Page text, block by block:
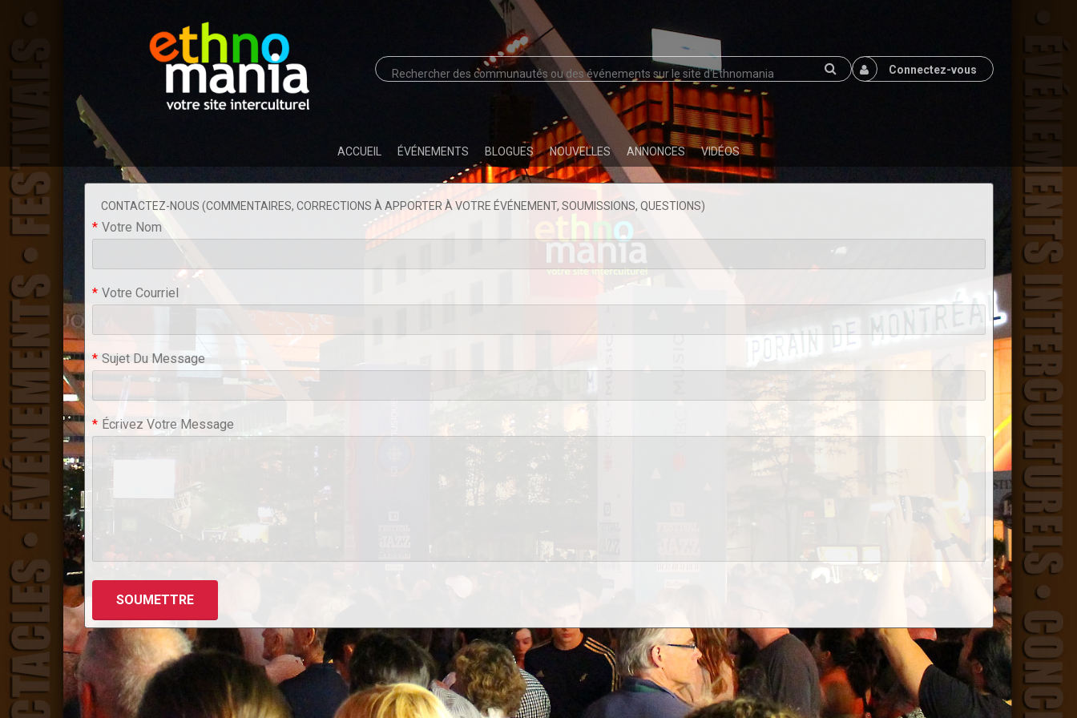
Connectez-vous
ACCUEIL ÉVÉNEMENTS BLOGUES NOUVELLES ANNONCES VIDÉOS
CONTACTEZ-NOUS (COMMENTAIRES, CORRECTIONS À APPORTER À VOTRE ÉVÉNEMENT, SOUMISSIONS, QUESTIONS)
* Votre Nom
* Votre Courriel
* Sujet Du Message
* Écrivez Votre Message